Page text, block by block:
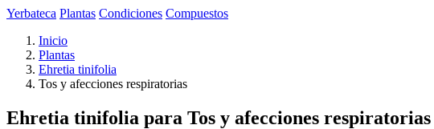
Yerbateca Plantas Condiciones Compuestos
Inicio
Plantas
Ehretia tinifolia
Tos y afecciones respiratorias
Ehretia tinifolia para Tos y afecciones respiratorias